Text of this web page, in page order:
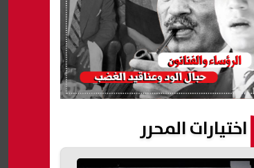
اختيارات المحرر